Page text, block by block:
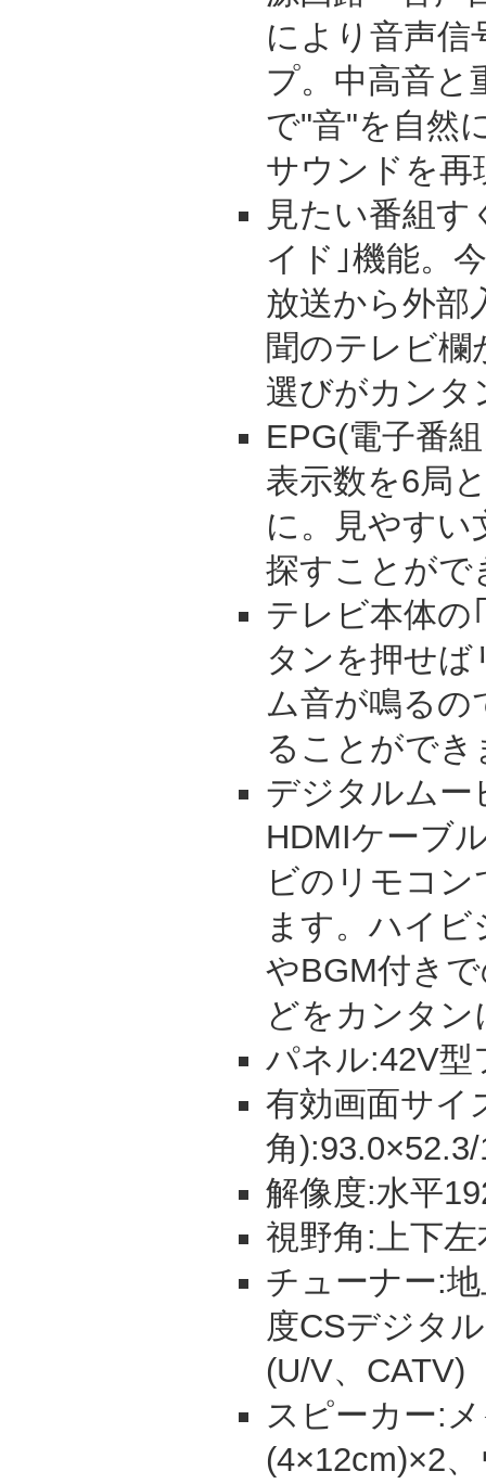
により音声信
プ。中高音と
で"音"を自然
サウンドを再
見たい番組
イド｣機能。
放送から外部
聞のテレビ欄
選びがカンタ
EPG(電子番
表示数を6局
に。見やすい
探すことがで
テレビ本体の
タンを押せ
ム音が鳴るの
ることができ
デジタルムー
HDMIケーブ
ビのリモコ
ます。ハイ
やBGM付き
どをカンタ
パネル:42V型
有効画面サイ
角
解像度:水平
視野角:上下
チューナー:
度CSデジタ
(U/V、CATV)
スピーカー:
(4×12cm)×2